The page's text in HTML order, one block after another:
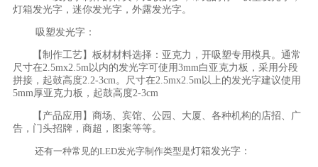
灯箱发光字，迷你发光字，外露发光字。
吸塑发光字：
【制作工艺】板材材料选择：亚克力，开吸塑专用模具。通常
尺寸在2.5mx2.5m以内的发光字可使用3mm白亚克力板，采用分段
拼接，起鼓高度2.2-3cm。尺寸在2.5mx2.5m以上的发光字建议使用
5mm厚亚克力板，起鼓高度2-3cm
【产品应用】商场、宾馆、公园、大厦、各种机构的店招、广
告，门头招牌，商超，图案等等。
还有一种常见的LED发光字制作类型是灯箱发光字：